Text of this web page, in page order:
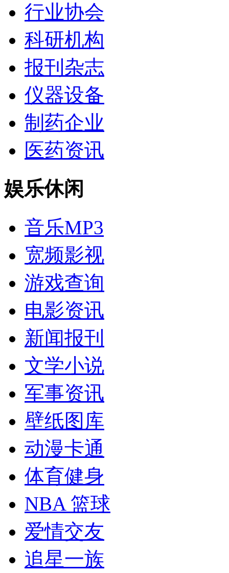
行业协会
科研机构
报刊杂志
仪器设备
制药企业
医药资讯
娱乐休闲
音乐MP3
宽频影视
游戏查询
电影资讯
新闻报刊
文学小说
军事资讯
壁纸图库
动漫卡通
体育健身
NBA 篮球
爱情交友
追星一族